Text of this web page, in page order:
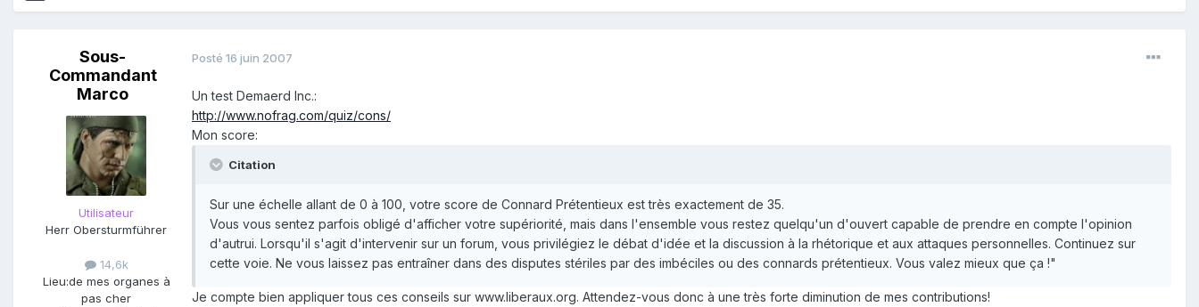
Sous-
Commandant
Marco
Utilisateur
Herr Obersturmführer
14,6k
Lieu:de mes organes à
pas cher
Posté 16 juin 2007
Un test Demaerd Inc.:
http://www.nofrag.com/quiz/cons/
Mon score:
Citation
Sur une échelle allant de 0 à 100, votre score de Connard Prétentieux est très exactement de 35.
Vous vous sentez parfois obligé d'afficher votre supériorité, mais dans l'ensemble vous restez quelqu'un d'ouvert capable de prendre en compte l'opinion
d'autrui. Lorsqu'il s'agit d'intervenir sur un forum, vous privilégiez le débat d'idée et la discussion à la rhétorique et aux attaques personnelles. Continuez sur
cette voie. Ne vous laissez pas entraîner dans des disputes stériles par des imbéciles ou des connards prétentieux. Vous valez mieux que ça !"
Je compte bien appliquer tous ces conseils sur www.liberaux.org. Attendez-vous donc à une très forte diminution de mes contributions!